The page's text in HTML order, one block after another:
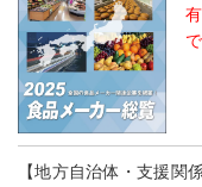
【地方自治体・支援関